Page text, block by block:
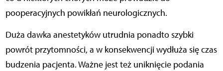
pooperacyjnych powikłań neurologicznych.
Duża dawka anestetyków utrudnia ponadto szybki
powrót przytomności, a w konsekwencji wydłuża się czas
budzenia pacjenta. Ważne jest też uniknięcie podania